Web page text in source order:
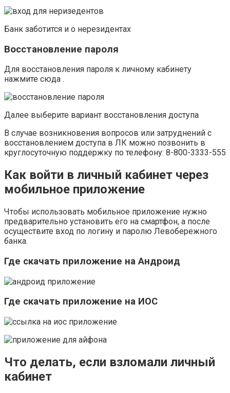
Банк заботится и о нерезидентах
Восстановление пароля
Для восстановления пароля к личному кабинету
нажмите сюда .
Далее выберите вариант восстановления доступа
В случае возникновения вопросов или затруднений с
восстановлением доступа в ЛК можно позвонить в
круглосуточную поддержку по телефону: 8-800-3333-555
Как войти в личный кабинет через
мобильное приложение
Чтобы использовать мобильное приложение нужно
предварительно установить его на смартфон, а после
осуществите вход по логину и паролю Левобережного
банка.
Где скачать приложение на Андроид
Где скачать приложение на ИОС
Что делать, если взломали личный
кабинет